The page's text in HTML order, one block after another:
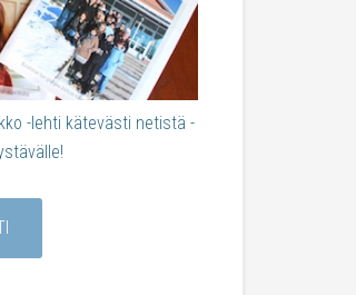
-lehti kätevästi netistä -